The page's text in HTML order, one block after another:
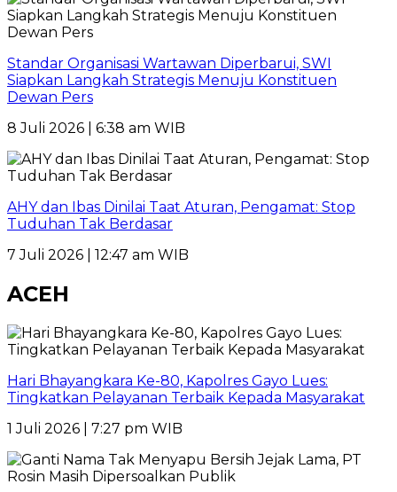
Standar Organisasi Wartawan Diperbarui, SWI
Siapkan Langkah Strategis Menuju Konstituen
Dewan Pers
8 Juli 2026 | 6:38 am WIB
AHY dan Ibas Dinilai Taat Aturan, Pengamat: Stop
Tuduhan Tak Berdasar
7 Juli 2026 | 12:47 am WIB
ACEH
Hari Bhayangkara Ke-80, Kapolres Gayo Lues:
Tingkatkan Pelayanan Terbaik Kepada Masyarakat
1 Juli 2026 | 7:27 pm WIB